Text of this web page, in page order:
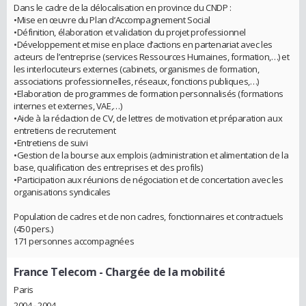
Dans le cadre de la délocalisation en province du CNDP :
•Mise en œuvre du Plan d’Accompagnement Social
•Définition, élaboration et validation du projet professionnel
•Développement et mise en place d’actions en partenariat avec les
acteurs de l’entreprise (services Ressources Humaines, formation,…) et
les interlocuteurs externes (cabinets, organismes de formation,
associations professionnelles, réseaux, fonctions publiques,…)
•Elaboration de programmes de formation personnalisés (formations
internes et externes, VAE,…)
•Aide à la rédaction de CV, de lettres de motivation et préparation aux
entretiens de recrutement
•Entretiens de suivi
•Gestion de la bourse aux emplois (administration et alimentation de la
base, qualification des entreprises et des profils)
•Participation aux réunions de négociation et de concertation avec les
organisations syndicales
Population de cadres et de non cadres, fonctionnaires et contractuels
(450 pers.)
171 personnes accompagnées
France Telecom - Chargée de la mobilité
Paris